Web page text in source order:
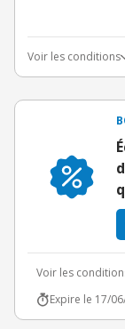
Voir les conditions
Voir les
Expire le 17/